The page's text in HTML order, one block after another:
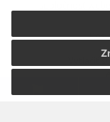
Vytlačiť